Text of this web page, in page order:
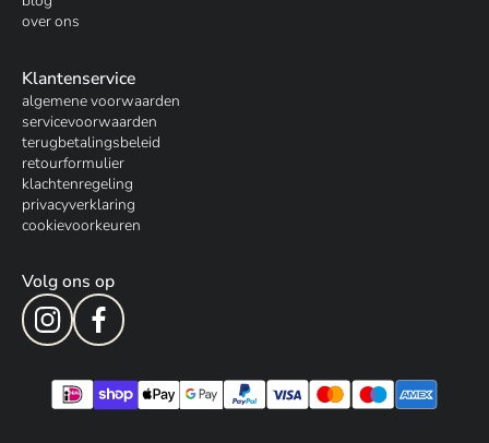
over ons
Klantenservice
algemene voorwaarden
servicevoorwaarden
terugbetalingsbeleid
retourformulier
klachtenregeling
privacyverklaring
cookievoorkeuren
Volg ons op